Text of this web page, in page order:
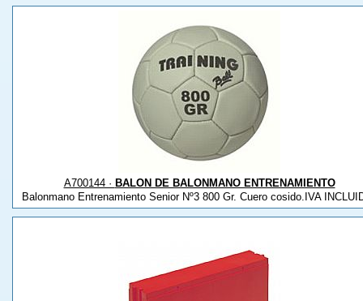
A700144 · BALON DE BALONMANO ENTRENAMIENTO
Balonmano Entrenamiento Senior Nº3 800 Gr. Cuero cosido.IVA